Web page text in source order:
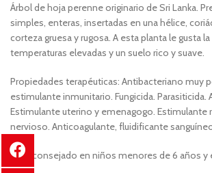
Árbol de hoja perenne originario de Sri Lanka.
simples, enteras, insertadas en una hélice,
corteza gruesa y rugosa. A esta planta le gusta la
temperaturas elevadas y un suelo rico y suave.
Propiedades terapéuticas: Antibacteriano muy
estimulante inmunitario. Fungicida.
Estimulante uterino y emenagogo. Estimulante
nervioso. Anticoagulante, fluidificante
Desaconsejado en niños menores de 6 años y